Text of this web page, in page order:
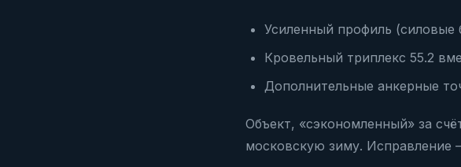
Усиленный профиль (силовые
Кровельный триплекс 55.2
Дополнительные анкерные
Объект, «сэкономленный» за
московскую зиму. Исправление